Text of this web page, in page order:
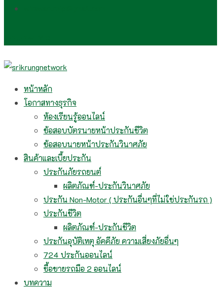
หน้าหลัก
โอกาสทางธุรกิจ
ห้องเรียนรู้ออนไลน์
ข้อสอบบัตรนายหน้าประกันชีวิต
ข้อสอบนายหน้าประกันวินาศภัย
สินค้าและเบี้ยประกัน
ประกันภัยรถยนต์
ผลิตภัณฑ์-ประกันวินาศภัย
ประกัน Non-Motor ( ประกันอื่นๆที่ไม่ใช่ประกันรถ )
ประกันชีวิต
ผลิตภัณฑ์-ประกันชีวิต
ประกันอุบัติเหตุ อัคคีภัย ความเสี่ยงภัยอื่นๆ
724 ประกันออนไลน์
ซื้อขายรถมือ 2 ออนไลน์
บทความ